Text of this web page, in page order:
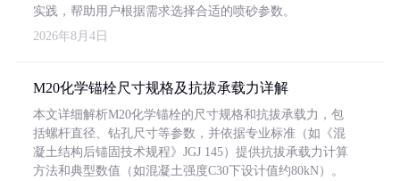
实践，帮助用户根据需求选择合适的喷砂参数。
2026年8月4日
M20化学锚栓尺寸规格及抗拔承载力详解
本文详细解析M20化学锚栓的尺寸规格和抗拔承载力，包
括螺杆直径、钻孔尺寸等参数，并依据专业标准（如《混
凝土结构后锚固技术规程》JGJ 145）提供抗拔承载力计算
方法和典型数值（如混凝土强度C30下设计值约80kN）。